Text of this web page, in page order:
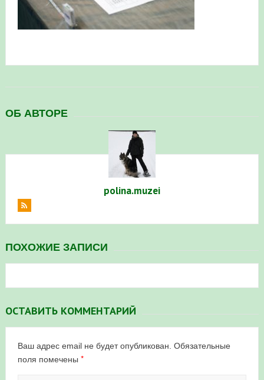
в Республике Башкортостан в 2026 году
ОБ АВТОРЕ
polina.muzei
ПОХОЖИЕ ЗАПИСИ
ОСТАВИТЬ КОММЕНТАРИЙ
Ваш адрес email не будет опубликован. Обязательные
поля помечены *